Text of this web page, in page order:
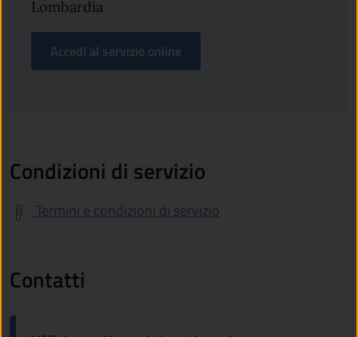
Lombardia
Accedi al servizio online
Condizioni di servizio
Termini e condizioni di servizio
Contatti